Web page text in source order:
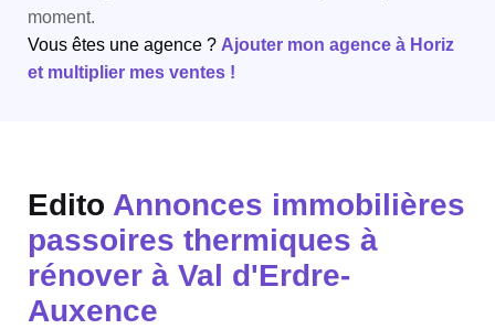
moment.
Vous êtes une agence ? Ajouter mon agence à Horiz
et multiplier mes ventes !
Edito Annonces immobilières
passoires thermiques à
rénover à Val d'Erdre-
Auxence